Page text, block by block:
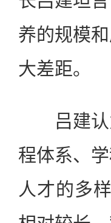
养的规模
大差距。
吕建认
程体系、
人才的多